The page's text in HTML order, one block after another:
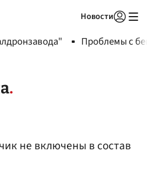
Новости
Проблемы с
не включены в состав